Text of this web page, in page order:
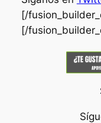
[/
[/